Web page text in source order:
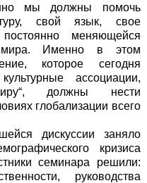
мы должны помочь
свой язык, свое
меняющейся
мира. Именно в этом
которое сегодня
ассоциации,
должны нести
глобализации всего
дискуссии заняло
кризиса
семинара решили:
руководства